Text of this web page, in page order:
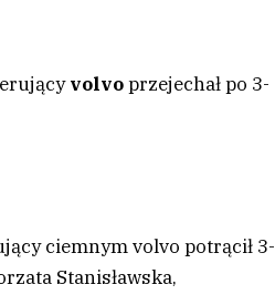
volvoprzejechał po 3-
ciemnym volvo potrącił 3-
Stanisławska,